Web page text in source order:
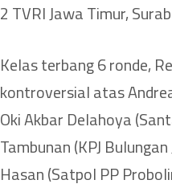
2 TVRI Jawa Timur,
Kelas terbang 6 ronde,
kontroversial atas
Oki Akbar Delahoya
Tambunan (KPJ
Hasan (Satpol PP